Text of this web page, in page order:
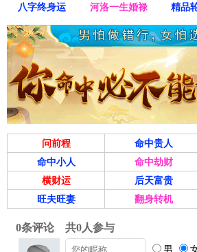
八字终身运 河洛一生婚禄 精品
问前程 命中贵人
命中小人
命中劫财
横财运
后天富贵
旺夫旺妻
翻身转机